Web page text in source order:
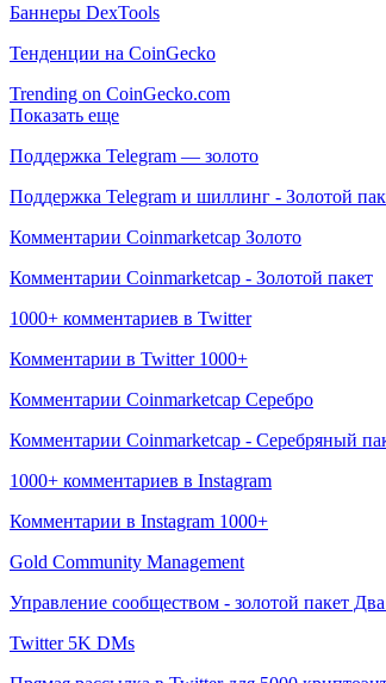
Баннеры DexTools
Тенденции на CoinGecko
Trending on CoinGecko.com
Показать еще
Поддержка Telegram — золото
Поддержка Telegram и шиллинг - Золотой
Комментарии Coinmarketcap Золото
Комментарии Coinmarketcap - Золотой пакет
1000+ комментариев в Twitter
Комментарии в Twitter 1000+
Комментарии Coinmarketcap Серебро
Комментарии Coinmarketcap - Серебряный
1000+ комментариев в Instagram
Комментарии в Instagram 1000+
Gold Community Management
Управление сообществом - золотой пакет
Twitter 5K DMs